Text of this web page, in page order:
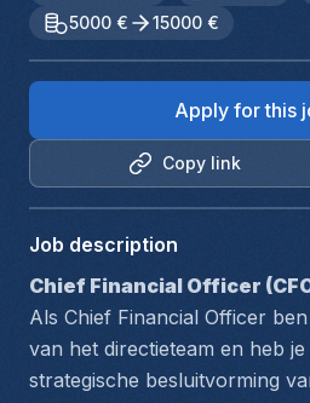
5000 €
15000 €
Copy link
Apply for this
Job description
Chief Financial Officer
Als Chief Financial Officer
van het directieteam en heb
strategische besluitvorming